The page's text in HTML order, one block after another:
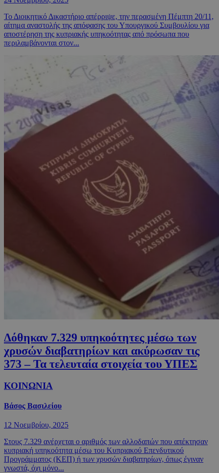
Το Διοικητικό Δικαστήριο απέρριψε, την περασμένη Πέμπτη 20/11,
αίτημα αναστολής της απόφασης του Υπουργικού Συμβουλίου για
αποστέρηση της κυπριακής υπηκοότητας από πρόσωπα που
περιλαμβάνονται στον...
Δόθηκαν 7.329 υπηκοότητες μέσω των
χρυσών διαβατηρίων και ακύρωσαν τις
373 – Τα τελευταία στοιχεία του ΥΠΕΣ
ΚΟΙΝΩΝΙΑ
Βάσος Βασιλείου
12 Νοεμβρίου, 2025
Στους 7.329 ανέρχεται ο αριθμός των αλλοδαπών που απέκτησαν
κυπριακή υπηκοότητα μέσω του Κυπριακού Επενδυτικού
Προγράμματος (ΚΕΠ) ή των χρυσών διαβατηρίων, όπως έγιναν
γνωστά, όχι μόνο...